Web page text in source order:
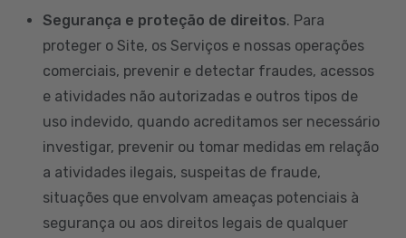
Segurança e proteção de direitos. Para
proteger o Site, os Serviços e nossas operações
comerciais, prevenir e detectar fraudes, acessos
e atividades não autorizadas e outros tipos de
uso indevido, quando acreditamos ser necessário
investigar, prevenir ou tomar medidas em relação
a atividades ilegais, suspeitas de fraude,
situações que envolvam ameaças potenciais à
segurança ou aos direitos legais de qualquer